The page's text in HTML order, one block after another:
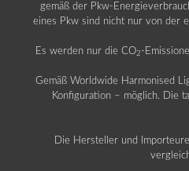
gemäß der Pkw-
eines Pkw sind nicht nur von der
Es werden nur die CO2 -
Gemäß Worldwide Harmonised
Konfiguration – möglich. Die
Die Hersteller und